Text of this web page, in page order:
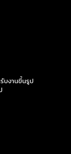
บงานขึ้นรูป